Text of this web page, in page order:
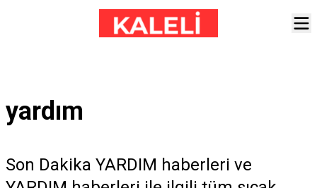
yardım
Son Dakika YARDIM haberleri ve